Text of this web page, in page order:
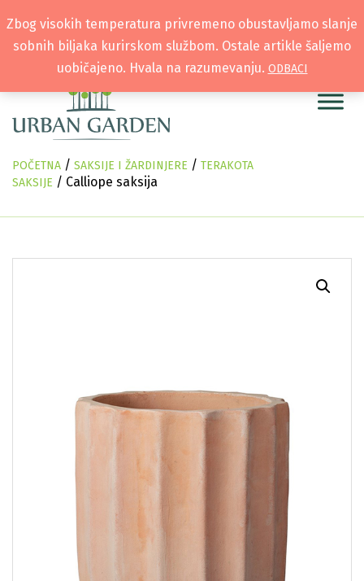
POČETNA / SAKSIJE I ŽARDINJERE / TERAKOTA
SAKSIJE / Calliope saksija
Zbog visokih temperatura privremeno obustavljamo slanje
sobnih biljaka kurirskom službom. Ostale artikle šaljemo
uobičajeno. Hvala na razumevanju. ODBACI